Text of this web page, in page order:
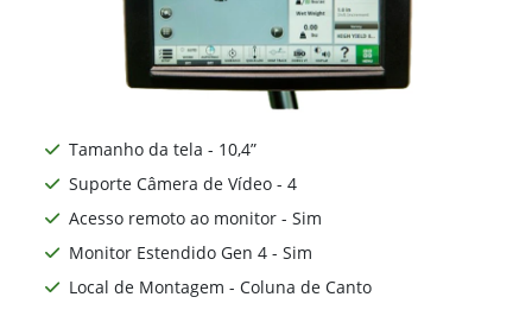
Tamanho da tela - 10,4”
Suporte Câmera de Vídeo - 4
Acesso remoto ao monitor - Sim
Monitor Estendido Gen 4 - Sim
Local de Montagem - Coluna de Canto